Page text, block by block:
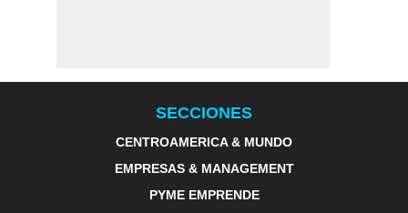
SECCIONES
CENTROAMERICA & MUNDO
EMPRESAS & MANAGEMENT
PYME EMPRENDE